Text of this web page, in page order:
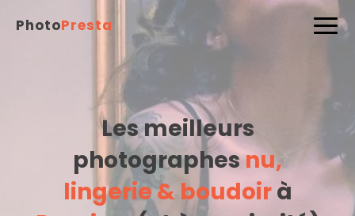
PhotoPresta
Les meilleurs
photographesnu,
lingerie & boudoirà